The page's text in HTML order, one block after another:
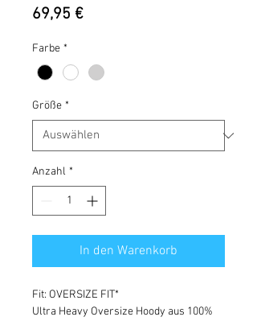
69,95 €Preis
Farbe *
Größe *
Anzahl *
In den Warenkorb
Fit: OVERSIZE FIT*
Ultra Heavy Oversize Hoody aus 100%